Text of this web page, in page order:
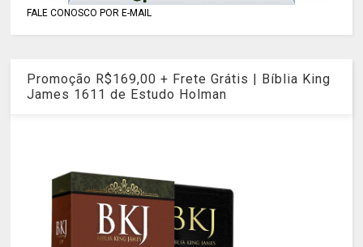
FALE CONOSCO POR E-MAIL
Promoção R$169,00 + Frete Grátis | Bíblia King
James 1611 de Estudo Holman